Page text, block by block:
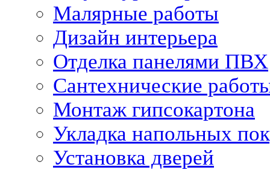
Малярные работы
Дизайн интерьера
Отделка панелями ПВХ
Сантехнические
Монтаж гипсокартона
Укладка напольных
Установка дверей